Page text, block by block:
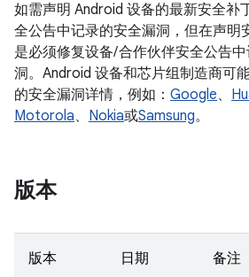
如需声明 Android 设备的最新安全补
全公告中记录的安全漏洞，但在声明
是必须修复设备/ 合作伙伴安全公告
洞。Android 设备和芯片组制造商可
的安全漏洞详情，例如： Google、
Motorola、 Nokia或Samsung。
版本
版本 日期 备注